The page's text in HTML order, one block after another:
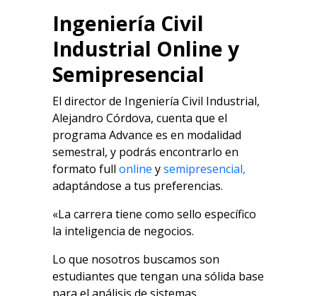
Ingeniería Civil
Industrial Online y
Semipresencial
El director de Ingeniería Civil Industrial,
Alejandro Córdova, cuenta que el
programa Advance es en modalidad
semestral, y podrás encontrarlo en
formato full online ysemipresencial,
adaptándose a tus preferencias.
«La carrera tiene como sello específico
la inteligencia de negocios.
Lo que nosotros buscamos son
estudiantes que tengan una sólida base